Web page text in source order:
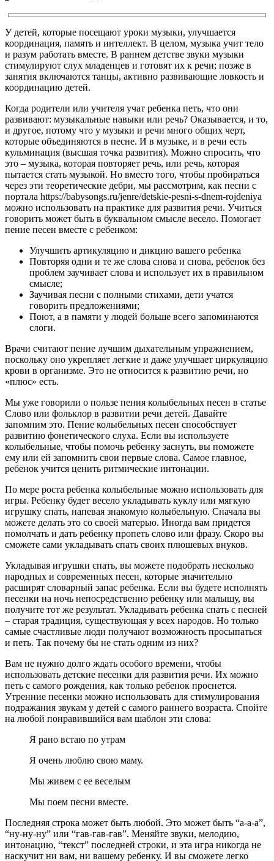
У детей, которые посещают уроки музыки, улучшается
координация, память и интеллект. В целом, музыка учит тело
и разум работать вместе. В раннем детстве звуки музыки
стимулируют слух младенцев и готовят их к речи; позже в
занятия включаются танцы, активно развивающие ловкость и
координацию детей.
Когда родители или учителя учат ребенка петь, что они
развивают: музыкальные навыки или речь? Оказывается, и то,
и другое, потому что у музыки и речи много общих черт,
которые объединяются в песне. И в музыке, и в речи есть
кульминация (высшая точка развития). Можно спросить, что
это – музыка, которая повторяет речь, или речь, которая
пытается стать музыкой. Но вместо того, чтобы пробираться
через эти теоретические дебри, мы рассмотрим, как песни с
портала https://babysongs.ru/jenre/detskie-pesni-s-dnem-rojdeniya
можно использовать на практике для развития речи. Учиться
говорить может быть в буквальном смысле весело. Помогает
пение песен вместе с ребенком:
Улучшить артикуляцию и дикцию вашего ребенка
Повторяя одни и те же слова снова и снова, ребенок без
проблем заучивает слова и использует их в правильном
смысле;
Заучивая песни с полными стихами, дети учатся
говорить предложениями;
Поют, а в памяти у людей больше всего запоминаются
слоги.
Врачи считают пение лучшим дыхательным упражнением,
поскольку оно укрепляет легкие и даже улучшает циркуляцию
крови в организме. Это не относится к развитию речи, но
«плюс» есть.
Мы уже говорили о пользе пения колыбельных песен в статье
Слово или фольклор в развитии речи детей. Давайте
запомним это. Пение колыбельных песен способствует
развитию фонетического слуха. Если вы используете
колыбельные, чтобы помочь ребенку заснуть, вы поможете
ему или ей запомнить свои первые слова. Самое главное,
ребенок учится ценить ритмические интонации.
По мере роста ребенка колыбельные можно использовать для
игры. Ребенку будет весело укладывать куклу или мягкую
игрушку спать, напевая знакомую колыбельную. Сначала вы
можете делать это со своей матерью. Иногда вам придется
помолчать и дать ребенку пропеть слово или фразу. Скоро вы
сможете сами укладывать спать своих плюшевых внуков.
Укладывая игрушки спать, вы можете подобрать несколько
народных и современных песен, которые значительно
расширят словарный запас ребенка. Если вы будете исполнять
песенки на ночь непосредственно ребенку или малышу, вы
получите тот же результат. Укладывать ребенка спать с песней
– старая традиция, существующая у всех народов. Но только
самые счастливые люди получают возможность просыпаться
и петь. Так почему бы не стать одним из них?
Вам не нужно долго ждать особого времени, чтобы
использовать детские песенки для развития речи. Их можно
петь с самого рождения, как только ребенок проснется.
Утренние песенки можно использовать для стимулирования
подражания звукам у детей с самого раннего возраста. Спойте
на любой понравившийся вам шаблон эти слова:
Я рано встаю по утрам
Я очень люблю свою маму.
Мы живем с ее веселым
Мы поем песни вместе.
Последняя строка может быть любой. Это может быть “а-а-а”,
“ну-ну-ну” или “гав-гав-гав”. Меняйте звуки, мелодию,
интонацию, “текст” последней строки, и эта игра никогда не
наскучит ни вам, ни вашему ребенку. И вы сможете легко